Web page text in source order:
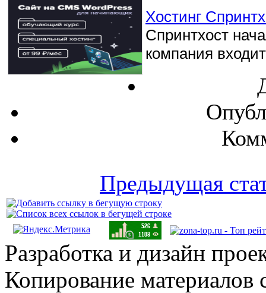
Хостинг
Спринтхост
компания
Предыдущая
Разработка и дизайн
Копирование материалов